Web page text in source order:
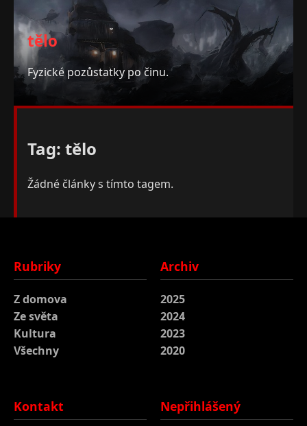
tělo
Fyzické pozůstatky po činu.
Tag: tělo
Žádné články s tímto tagem.
Rubriky
Z domova
Ze světa
Kultura
Všechny
Archiv
2025
2024
2023
2020
Kontakt Nepřihlášený